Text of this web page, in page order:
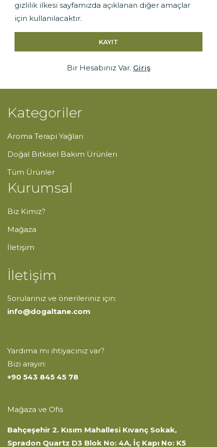
gizlilik ilkesi sayfamızda açıklanan diğer amaçlar
için kullanılacaktır.
KAYIT
Bir Hesabınız Var. Giriş
Kategoriler
Aroma Terapi Yağları
Doğal Bitkisel Bakım Ürünleri
Tüm Ürünler
Kurumsal
Biz Kimiz?
Mağaza
İletişim
İletişim
Sorularınız ve önerileriniz için:
info@dogaltane.com
Yardıma mı ihtiyacınız var?
Bizi arayın:
+90 543 845 45 78
Mağaza ve Ofis
Bahçeşehir 2. Kısım Mahallesi Kıvanç Sokak,
Spradon Quartz D3 Blok No: 4A, İç Kapı No: K5